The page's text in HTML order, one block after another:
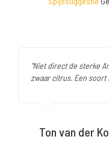
"Niet direct de sterke
zwaar citrus. Een soort
Ton van der